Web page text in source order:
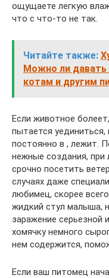
ощущаете легкую
что с что-то не так.
Читайте также:
Можно ли давать
котам и другим
Если животное
пытается уединиться,
постоянно в , лежит.
нежные создания, при
срочно посетить
случаях даже
любимец, скорее
жидкий стул малыша,
заражение серьезной
хомячку немного
нем содержится,
Если ваш питомец